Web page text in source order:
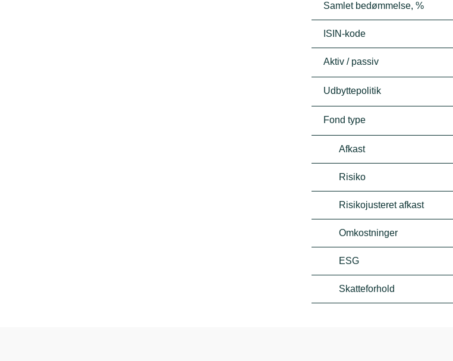
Samlet bedømmelse, %
ISIN-kode
Aktiv / passiv
Udbyttepolitik
Fond type
Afkast
Risiko
Risikojusteret afkast
Omkostninger
ESG
Skatteforhold